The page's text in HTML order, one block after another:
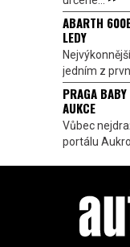
ABARTH
LEDY
jedním z
PRAGA
AUKCE
Vůbec
portálu